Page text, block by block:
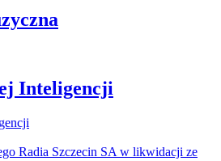
Inteligencji